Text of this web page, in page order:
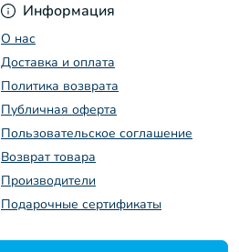
Информация
O нас
Доставка и оплата
Политика возврата
Публичная оферта
Пользовательское соглашение
Возврат товара
Производители
Подарочные сертификаты